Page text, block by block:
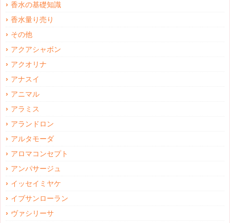
香水の基礎知識
香水量り売り
その他
アクアシャボン
アクオリナ
アナスイ
アニマル
アラミス
アランドロン
アルタモーダ
アロマコンセプト
アンパサージュ
イッセイミヤケ
イブサンローラン
ヴァシリーサ